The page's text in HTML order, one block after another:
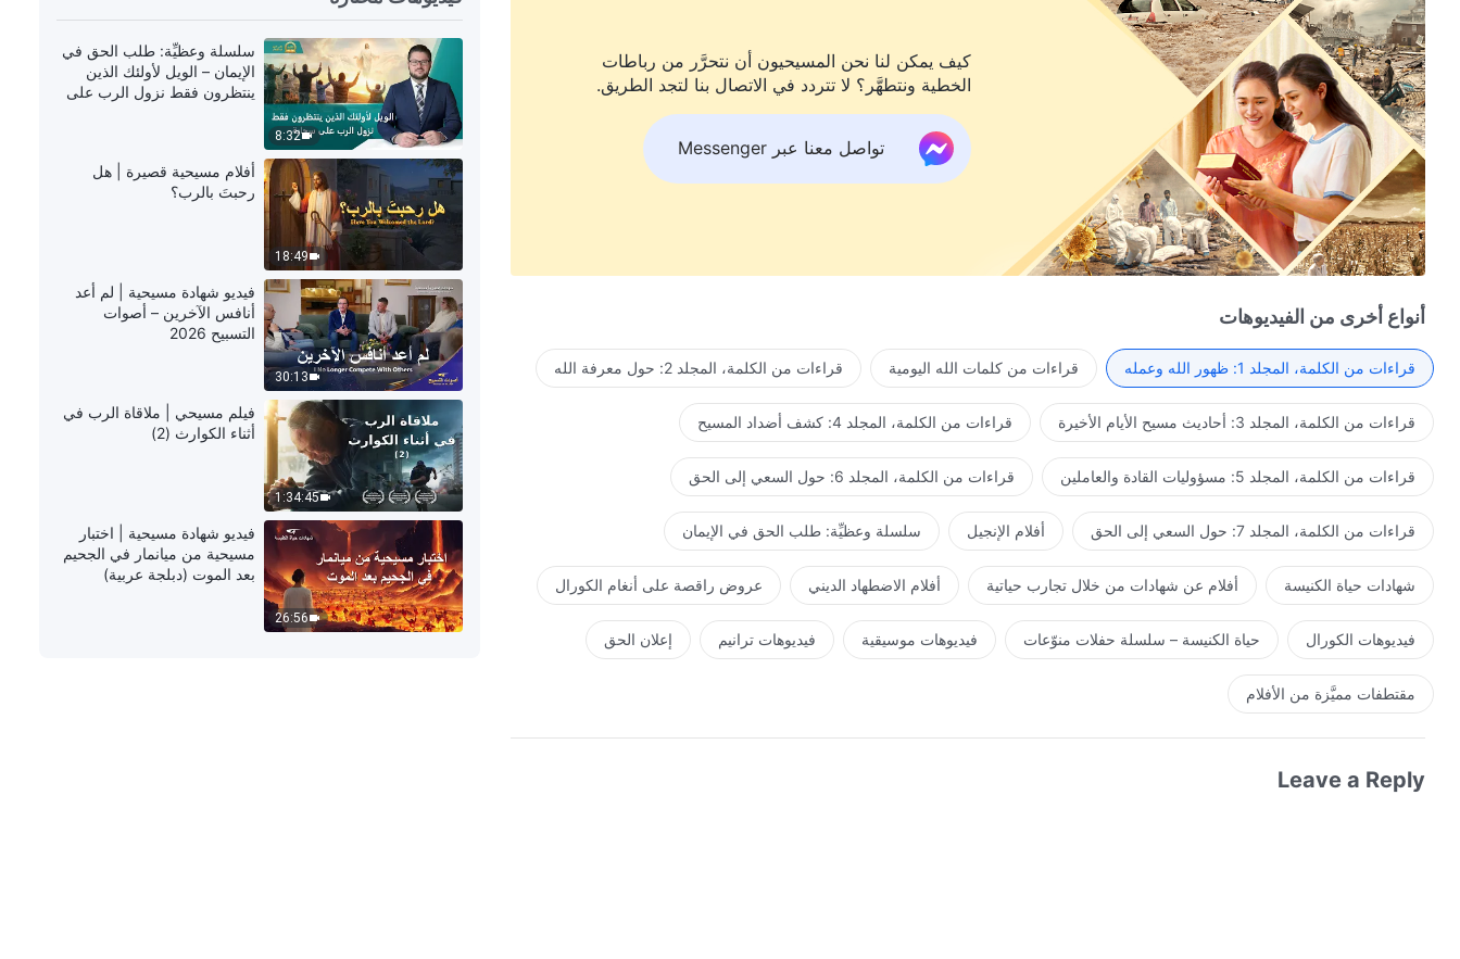
38:09
كلمة الله – التجسُّدان يُكمِّلان معنى
التجسد‎
27:26
كلمة الله – هل للثالوث وجود؟ (الجزء
الأول)
24:35
كلمة الله – هل للثالوث وجود؟ (الجزء
الثاني)
29:53
كلمة الله – الممارسة (3)
28:29
كلمة الله – الممارسة (4)
كيف يمكن لنا نحن المسيحيون أن نتحرَّر من رباطات
الخطية ونتطهَّر؟ لا تتردد في الاتصال بنا لتجد الطريق.
تواصل معنا عبر Messenger
أنواع أخرى من الفيديوهات
قراءات من الكلمة، المجلد 1: ظهور الله وعمله قراءات من كلمات الله اليومية قراءات من الكلمة، المجلد 2: حول معرفة الله
قراءات من الكلمة، المجلد 3: أحاديث مسيح الأيام الأخيرة قراءات من الكلمة، المجلد 4: كشف أضداد المسيح
قراءات من الكلمة، المجلد 5: مسؤوليات القادة والعاملين قراءات من الكلمة، المجلد 6: حول السعي إلى الحق
قراءات من الكلمة، المجلد 7: حول السعي إلى الحق أفلام الإنجيل سلسلة وعظيِّة: طلب الحق في الإيمان
شهادات حياة الكنيسة أفلام عن شهادات من خلال تجارب حياتية أفلام الاضطهاد الديني عروض راقصة على أنغام الكورال
فيديوهات الكورال حياة الكنيسة – سلسلة حفلات منوّعات فيديوهات موسيقية فيديوهات ترانيم إعلان الحق
مقتطفات مميَّزة من الأفلام
Leave a Reply
8:32
سلسلة وعظيِّة: طلب الحق في
الإيمان – الويل لأولئك الذين
ينتظرون فقط نزول الرب على
18:49
أفلام مسيحية قصيرة | هل
رحبتَ بالرب؟
30:13
فيديو شهادة مسيحية | لم أعد
أنافس الآخرين – أصوات
التسبيح 2026
1:34:45
فيلم مسيحي | ملاقاة الرب في
أثناء الكوارث (2)
26:56
فيديو شهادة مسيحية | اختبار
مسيحية من ميانمار في الجحيم
بعد الموت (دبلجة عربية)